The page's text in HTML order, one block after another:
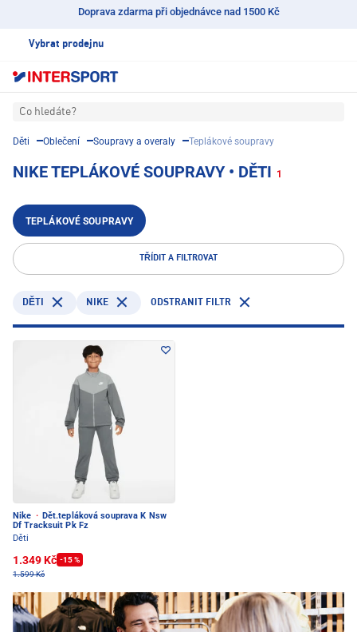
Doprava zdarma při objednávce nad 1500 Kč
Vybrat prodejnu
Co hledáte?
Děti Oblečení Soupravy a overaly Teplákové soupravy
NIKE TEPLÁKOVÉ SOUPRAVY • DĚTI 1
TEPLÁKOVÉ SOUPRAVY
TŘÍDIT A FILTROVAT
DĚTI NIKE ODSTRANIT FILTR
Nike · Dět.tepláková souprava K Nsw
Df Tracksuit Pk Fz
Děti
1.349 Kč -15 %
1.599 Kč